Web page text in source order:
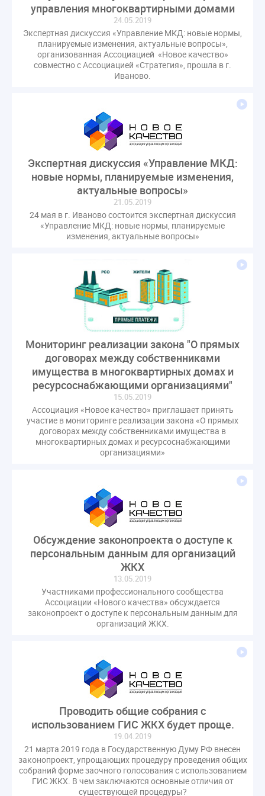
Комиссия РСПП по ЖКХ
Конституционный Суд
Лицензии
Награды Новая УК
ПМЭФ-2024
ПМЮФ
ПМЮФ-2024
Перепланировка ОДИ
Поручение Президента
Регулирование Малахов
Резолюция
Свидетельство о поверке
Собрание собственников
Соглашение о сотрудничестве
Статья
Стратегия развития ЖКХ 2030
Судебная практика ЖКХ
Требования
арендатор
вентиляционные каналы
внеплановые проверки
выбор УК
гарантирующие управляющие организации
демоэкзамен
депутаты
документ
единство измерений
жалобы
жилищный надзор
закон о банкротстве
изменения в ЖК РФ
изменения в Положение
индексация
индикаторы риска
кадры
категория риска
квалифэкзамен
кворум ОСС
коммунальные ресурсы
коррупция
микрогенерация
надзор
неосновательное обогащение
непредвиденные расходы
нормотворчество
общедомовой прибор учета
общественный совет
объект культурного наследия
особенности взимания пени
оспаривание ОСС
перелицензирование
переуступка
плановые проверки
прекращение договора
прибор учета
пристройка
провайдер
прогород
проект постановления
рабочая группа
реестр УК связь
техническая документация
техпаспорт
умный дом
экспертный совет
энергосервис
управления многоквартирными домами
24.05.2019
Экспертная дискуссия «Управление МКД: новые нормы,
планируемые изменения, актуальные вопросы»,
организованная Ассоциацией «Новое качество»
совместно с Ассоциацией «Стратегия», прошла в г.
Иваново.
Экспертная дискуссия «Управление МКД:
новые нормы, планируемые изменения,
актуальные вопросы»
21.05.2019
24 мая в г. Иваново состоится экспертная дискуссия
«Управление МКД: новые нормы, планируемые
изменения, актуальные вопросы»
Мониторинг реализации закона "О прямых
договорах между собственниками
имущества в многоквартирных домах и
ресурсоснабжающими организациями"
15.05.2019
Ассоциация «Новое качество» приглашает принять
участие в мониторинге реализации закона «О прямых
договорах между собственниками имущества в
многоквартирных домах и ресурсоснабжающими
организациями»
Обсуждение законопроекта о доступе к
персональным данным для организаций
ЖКХ
13.05.2019
Участниками профессионального сообщества
Ассоциации «Нового качества» обсуждается
законопроект о доступе к персональным данным для
организаций ЖКХ.
Проводить общие собрания с
использованием ГИС ЖКХ будет проще.
19.04.2019
21 марта 2019 года в Государственную Думу РФ внесен
законопроект, упрощающих процедуру проведения общих
собраний форме заочного голосования с использованием
ГИС ЖКХ. В чем заключаются основные отличия от
существующей процедуры?